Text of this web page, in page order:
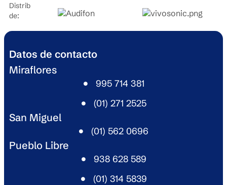
Distribuidores
de:
Datos de contacto
Miraflores
995 714 381​
(01) 271 2525​
San Miguel​
(01) 562 0696​
Pueblo Libre​
938 628 589​
(01) 314 5839​